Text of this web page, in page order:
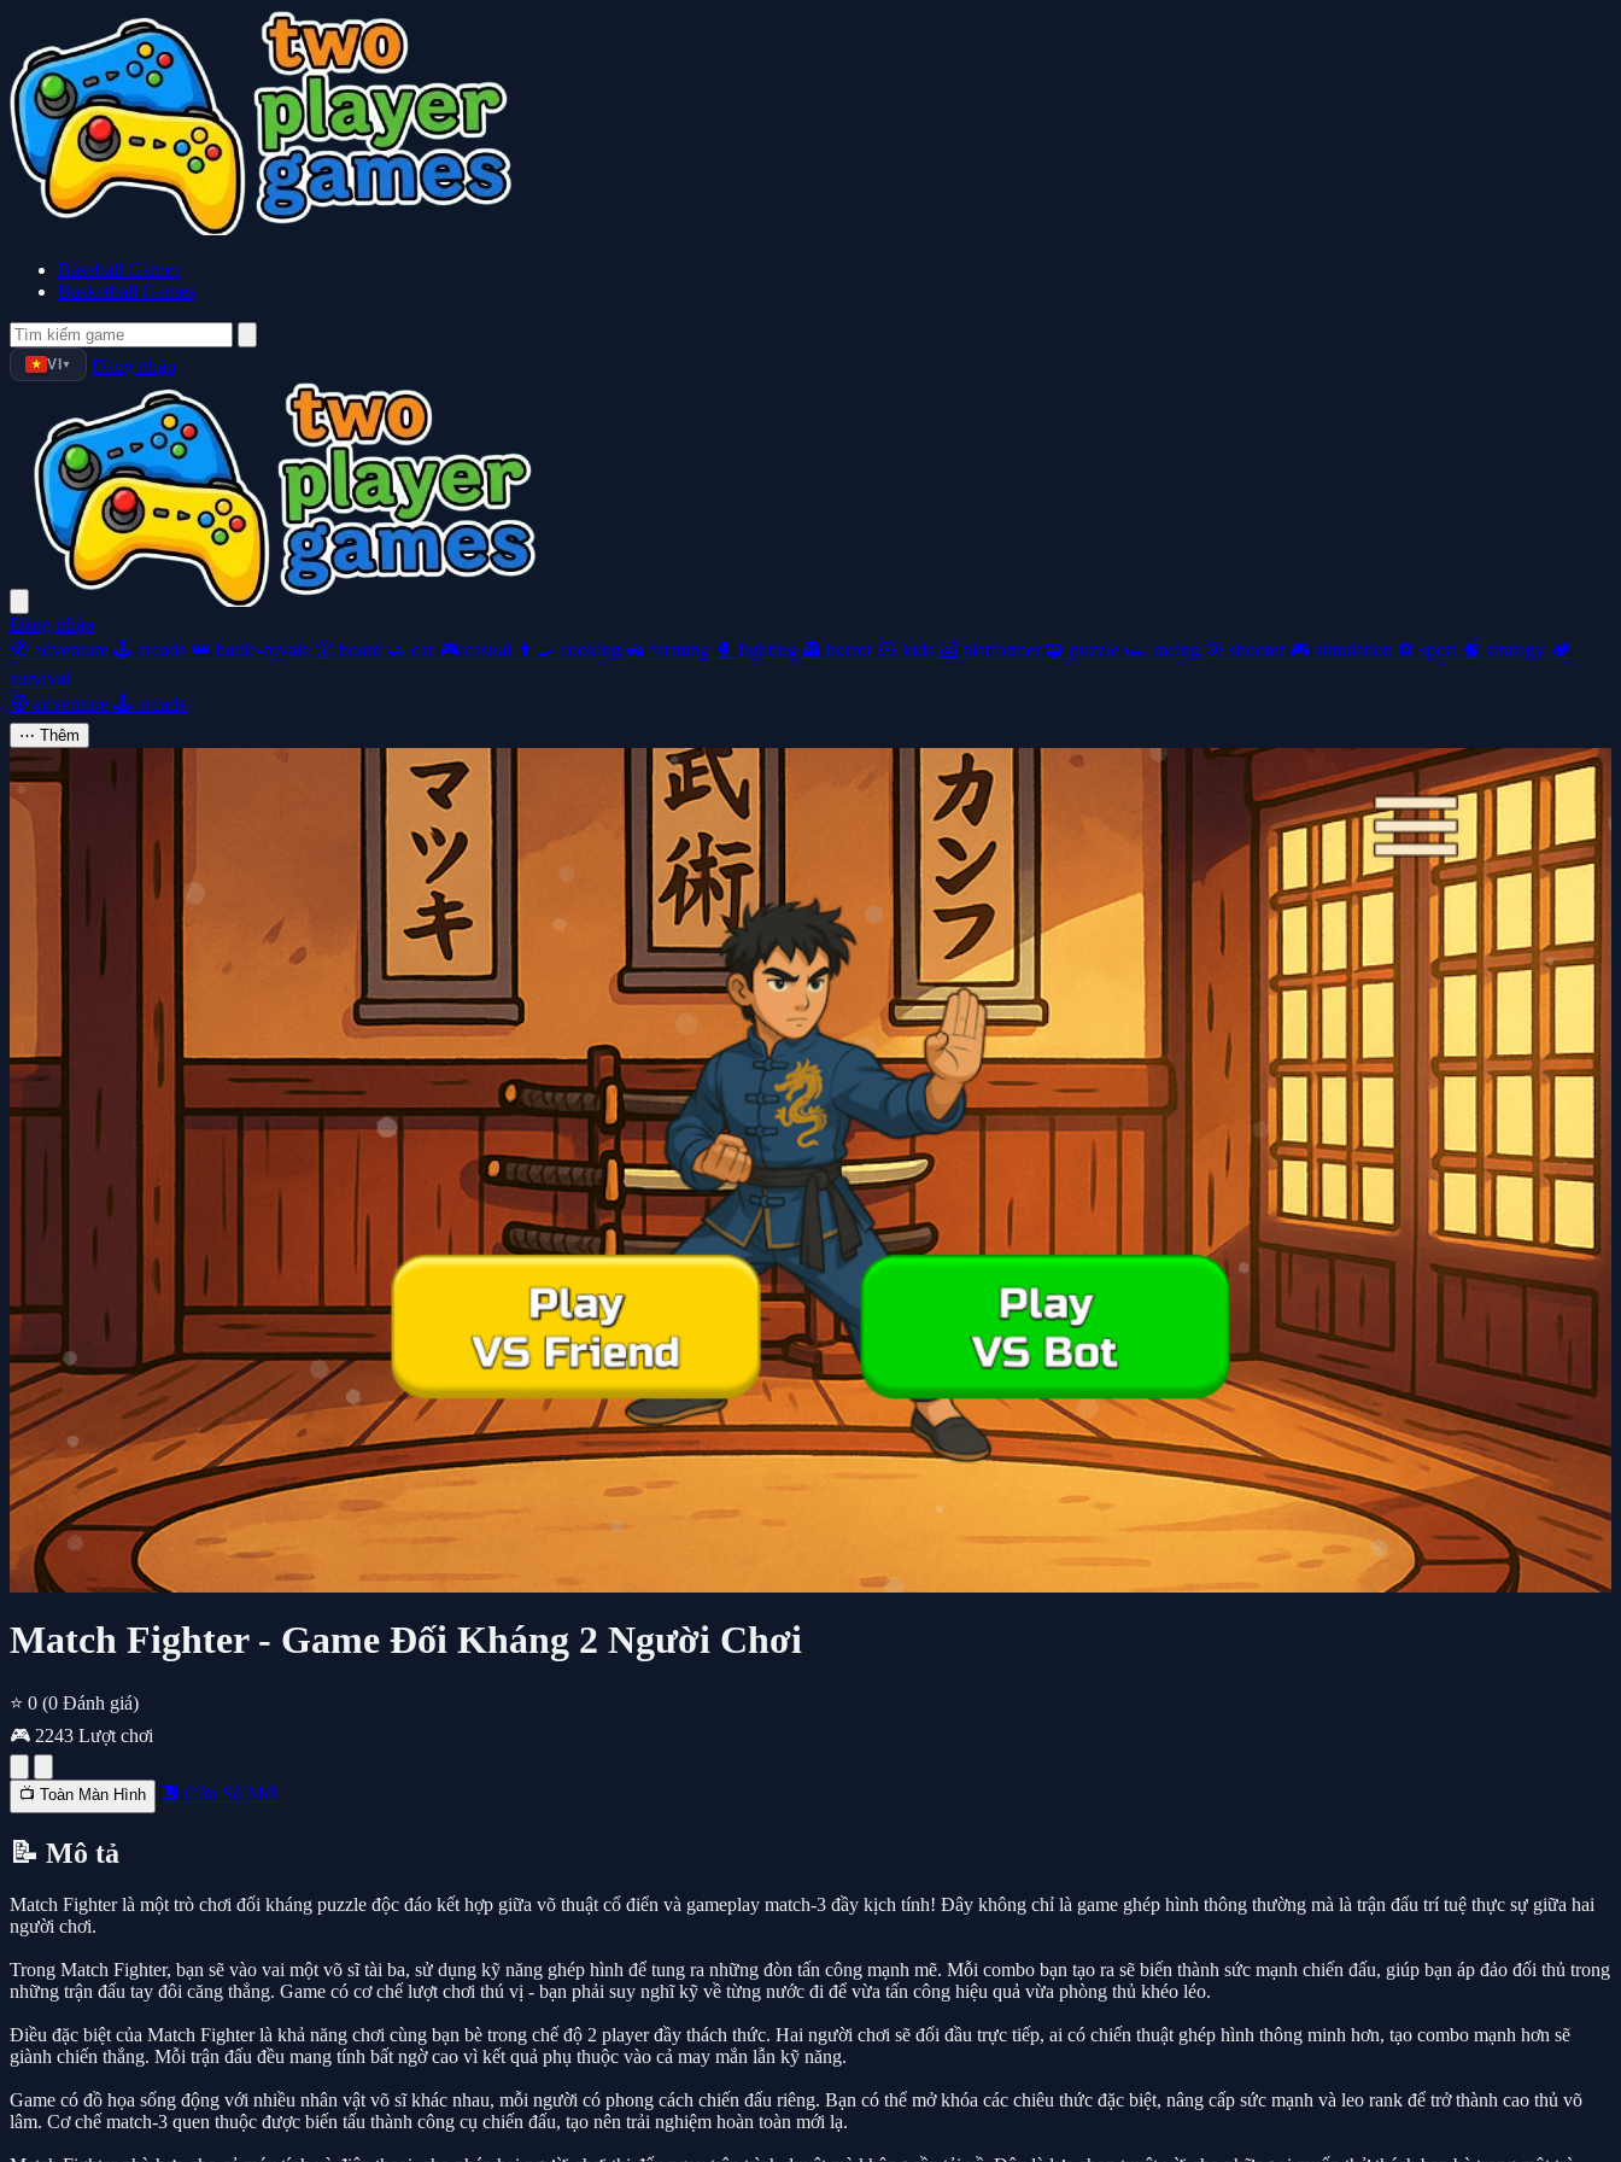
Baseball Games
Basketball Games
VI ▼ Đăng nhập
Đăng nhập
🧭 adventure 🕹️ arcade 👑 battle-royale 🎲 board 🚗 car 🎮 casual 👩‍🍳 cooking 🚜 farming 🥊 fighting 👻 horror🧸 kids 🦸 platformer 🧩 puzzle 🏎️ racing 🎯 shooter 🎮 simulation ⚽ sport 🧠 strategy 🏕️
survival
🧭 adventure 🕹️ arcade
⋯ Thêm
Match Fighter - Game Đối Kháng 2 Người Chơi
⭐ 0 (0 Đánh giá)
🎮 2243 Lượt chơi
📺 Toàn Màn Hình 🔲 Cửa Sổ Mới
📝 Mô tả
Match Fighter là một trò chơi đối kháng puzzle độc đáo kết hợp giữa võ thuật cổ điển và gameplay match-3 đầy kịch tính! Đây không chỉ là game ghép hình thông thường mà là trận đấu trí tuệ thực sự giữa hai
người chơi.
Trong Match Fighter, bạn sẽ vào vai một võ sĩ tài ba, sử dụng kỹ năng ghép hình để tung ra những đòn tấn công mạnh mẽ. Mỗi combo bạn tạo ra sẽ biến thành sức mạnh chiến đấu, giúp bạn áp đảo đối thủ trong
những trận đấu tay đôi căng thẳng. Game có cơ chế lượt chơi thú vị - bạn phải suy nghĩ kỹ về từng nước đi để vừa tấn công hiệu quả vừa phòng thủ khéo léo.
Điều đặc biệt của Match Fighter là khả năng chơi cùng bạn bè trong chế độ 2 player đầy thách thức. Hai người chơi sẽ đối đầu trực tiếp, ai có chiến thuật ghép hình thông minh hơn, tạo combo mạnh hơn sẽ
giành chiến thắng. Mỗi trận đấu đều mang tính bất ngờ cao vì kết quả phụ thuộc vào cả may mắn lẫn kỹ năng.
Game có đồ họa sống động với nhiều nhân vật võ sĩ khác nhau, mỗi người có phong cách chiến đấu riêng. Bạn có thể mở khóa các chiêu thức đặc biệt, nâng cấp sức mạnh và leo rank để trở thành cao thủ võ
lâm. Cơ chế match-3 quen thuộc được biến tấu thành công cụ chiến đấu, tạo nên trải nghiệm hoàn toàn mới lạ.